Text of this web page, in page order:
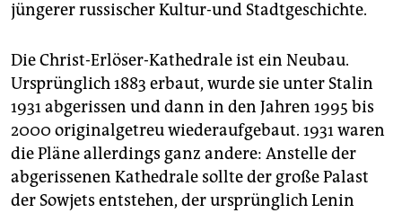
jüngerer russischer Kultur-und Stadtgeschichte.
Die Christ-Erlöser-Kathedrale ist ein Neubau.
Ursprünglich 1883 erbaut, wurde sie unter Stalin
1931 abgerissen und dann in den Jahren 1995 bis
2000 originalgetreu wiederaufgebaut. 1931 waren
die Pläne allerdings ganz andere: Anstelle der
abgerissenen Kathedrale sollte der große Palast
der Sowjets entstehen, der ursprünglich Lenin